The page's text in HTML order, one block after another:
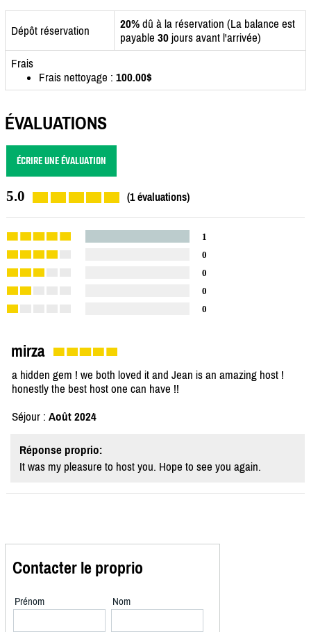
Dépôt réservation 20% dû à la réservation (La balance est
payable 30 jours avant l'arrivée)
Frais
Frais nettoyage : 100.00$
ÉVALUATIONS
ÉCRIRE UNE ÉVALUATION
5.0 (1 évaluations)
1
0
0
0
0
mirza
a hidden gem ! we both loved it and Jean is an amazing host !
honestly the best host one can have !!
Séjour : Août 2024
Réponse proprio:
It was my pleasure to host you. Hope to see you again.
Contacter le proprio
Prénom Nom